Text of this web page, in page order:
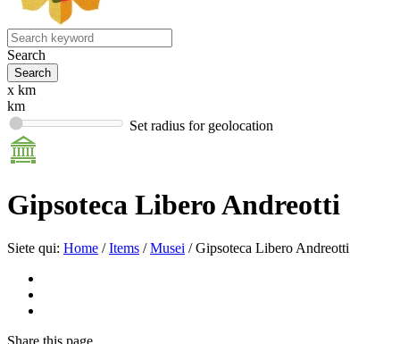
Search
x km
km
Set radius for geolocation
Gipsoteca Libero Andreotti
Siete qui: Home / Items / Musei / Gipsoteca Libero Andreotti